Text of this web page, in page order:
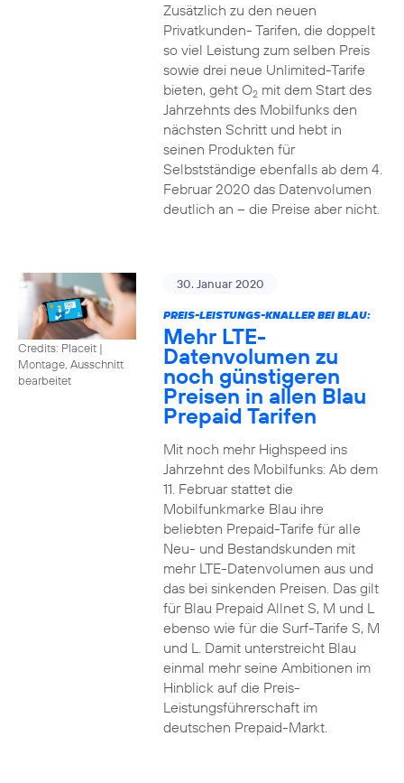
Zusätzlich zu den neuen
Privatkunden- Tarifen, die doppelt
so viel Leistung zum selben Preis
sowie drei neue Unlimited-Tarife
bieten, geht O2mit dem Start des
Jahrzehnts des Mobilfunks den
nächsten Schritt und hebt in
seinen Produkten für
Selbstständige ebenfalls ab dem 4.
Februar 2020 das Datenvolumen
deutlich an – die Preise aber nicht.
Credits: Placeit |
Montage, Ausschnitt
bearbeitet
30. Januar 2020
PREIS-LEISTUNGS-KNALLER BEI BLAU:
Mehr LTE-
Datenvolumen zu
noch günstigeren
Preisen in allen Blau
Prepaid Tarifen
Mit noch mehr Highspeed ins
Jahrzehnt des Mobilfunks: Ab dem
11. Februar stattet die
Mobilfunkmarke Blau ihre
beliebten Prepaid-Tarife für alle
Neu- und Bestandskunden mit
mehr LTE-Datenvolumen aus und
das bei sinkenden Preisen. Das gilt
für Blau Prepaid Allnet S, M und L
ebenso wie für die Surf-Tarife S, M
und L. Damit unterstreicht Blau
einmal mehr seine Ambitionen im
Hinblick auf die Preis-
Leistungsführerschaft im
deutschen Prepaid-Markt.